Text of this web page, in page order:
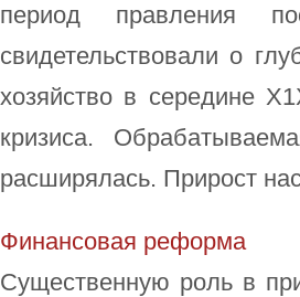
период правления
свидетельствовали о
хозяйство в середине
кризиса.
расширялась. Прирост
Финансовая реформа
Существенную роль в